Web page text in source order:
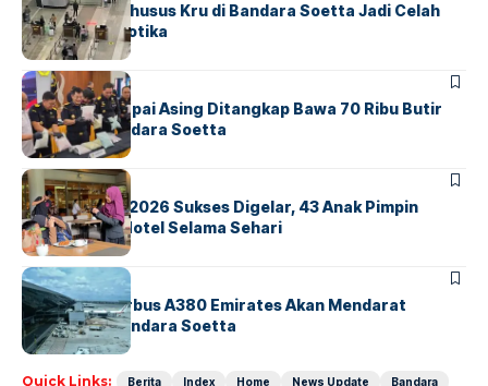
Ketika Jalur Khusus Kru di Bandara Soetta Jadi Celah
Sindikat Narkotika
BANDARA BERITA
Kopilot Maskapai Asing Ditangkap Bawa 70 Ribu Butir
Ekstasi di Bandara Soetta
BERITAINDEX
GM For A Day 2026 Sukses Digelar, 43 Anak Pimpin
Operasional Hotel Selama Sehari
BANDARA BERITA
8 Agustus, Airbus A380 Emirates Akan Mendarat
Perdana di Bandara Soetta
Quick Links: Berita Index Home News Update
Bandara